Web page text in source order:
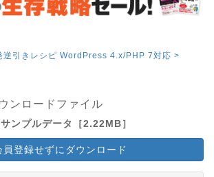
引きレシピ WordPress 4.x/PHP 7対応 >
ンロードファイル
ンプルデータ［2.22MB］
員登録せずにダウンロード